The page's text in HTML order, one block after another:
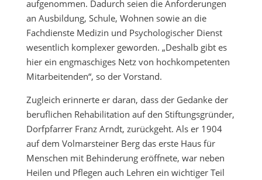
aufgenommen. Dadurch seien die Anforderungen
an Ausbildung, Schule, Wohnen sowie an die
Fachdienste Medizin und Psychologischer Dienst
wesentlich komplexer geworden. „Deshalb gibt es
hier ein engmaschiges Netz von hochkompetenten
Mitarbeitenden“, so der Vorstand.
Zugleich erinnerte er daran, dass der Gedanke der
beruflichen Rehabilitation auf den Stiftungsgründer,
Dorfpfarrer Franz Arndt, zurückgeht. Als er 1904
auf dem Volmarsteiner Berg das erste Haus für
Menschen mit Behinderung eröffnete, war neben
Heilen und Pflegen auch Lehren ein wichtiger Teil